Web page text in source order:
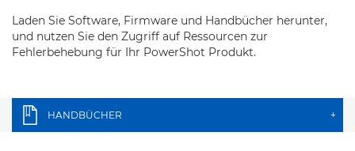
Laden Sie Software, Firmware und Handbücher herunter,
und nutzen Sie den Zugriff auf Ressourcen zur
Fehlerbehebung für Ihr PowerShot Produkt.
HANDBÜCHER +